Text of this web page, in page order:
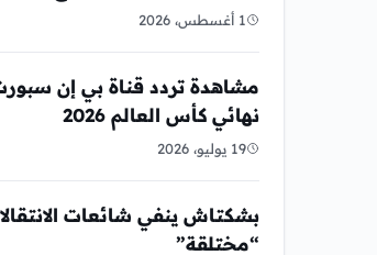
1 أغسطس، 2026
مشاهدة تردد قناة بي إن سبورت
نهائي كأس العالم 2026
19 يوليو، 2026
بشكتاش ينفي شائعات
“مختلقة”